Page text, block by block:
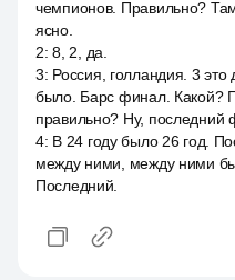
чемпионов. Правильно?
ясно.
2:8, 2, да.
3: Россия, голландия. 3
было. Барс финал. Какой?
правильно? Ну, последний
4: В 24 году было 26 год.
между ними, между ними
Последний.